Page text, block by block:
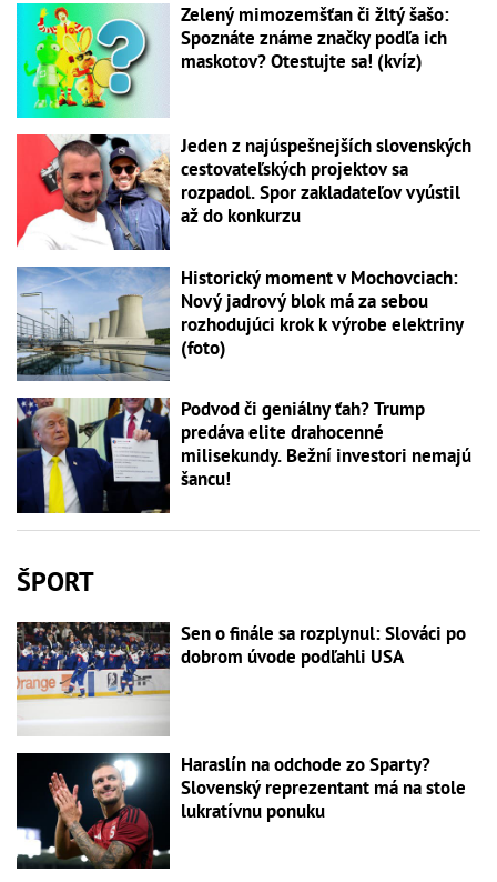
Zelený mimozemšťan či žltý šašo:
Spoznáte známe značky podľa ich
maskotov? Otestujte sa! (kvíz)
Jeden z najúspešnejších slovenských
cestovateľských projektov sa
rozpadol. Spor zakladateľov vyústil
až do konkurzu
Historický moment v Mochovciach:
Nový jadrový blok má za sebou
rozhodujúci krok k výrobe elektriny
(foto)
Podvod či geniálny ťah? Trump
predáva elite drahocenné
milisekundy. Bežní investori nemajú
šancu!
ŠPORT
Sen o finále sa rozplynul: Slováci po
dobrom úvode podľahli USA
Haraslín na odchode zo Sparty?
Slovenský reprezentant má na stole
lukratívnu ponuku